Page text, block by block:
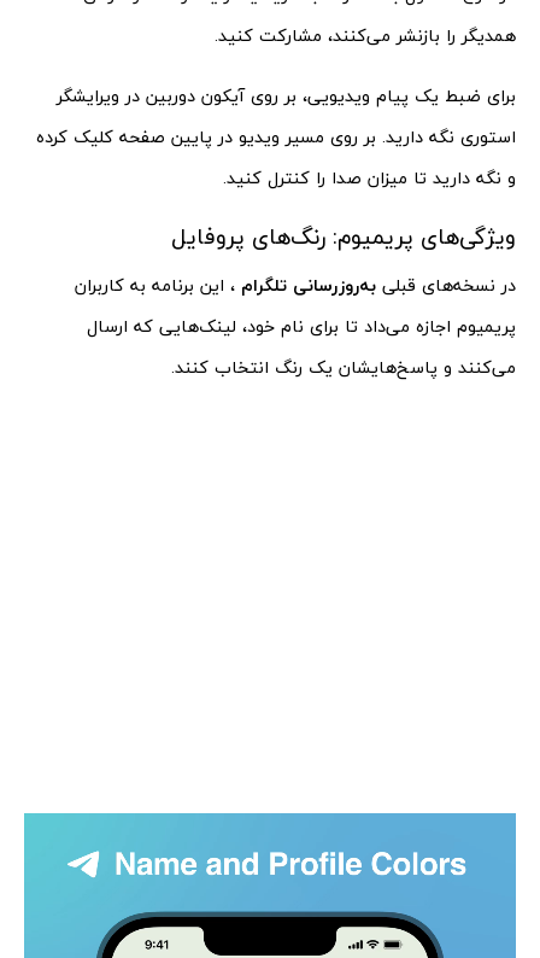
همدیگر را بازنشر می‌کنند، مشارکت کنید.
برای ضبط یک پیام ویدیویی، بر روی آیکون دوربین در ویرایشگر
استوری نگه دارید. بر روی مسیر ویدیو در پایین صفحه کلیک کرده
و نگه دارید تا میزان صدا را کنترل کنید.
ویژگی‌های پریمیوم: رنگ‌های پروفایل
در نسخه‌های قبلی به‌روزرسانی تلگرام ، این برنامه به کاربران
پریمیوم اجازه می‌داد تا برای نام خود، لینک‌هایی که ارسال
می‌کنند و پاسخ‌هایشان یک رنگ انتخاب کنند.